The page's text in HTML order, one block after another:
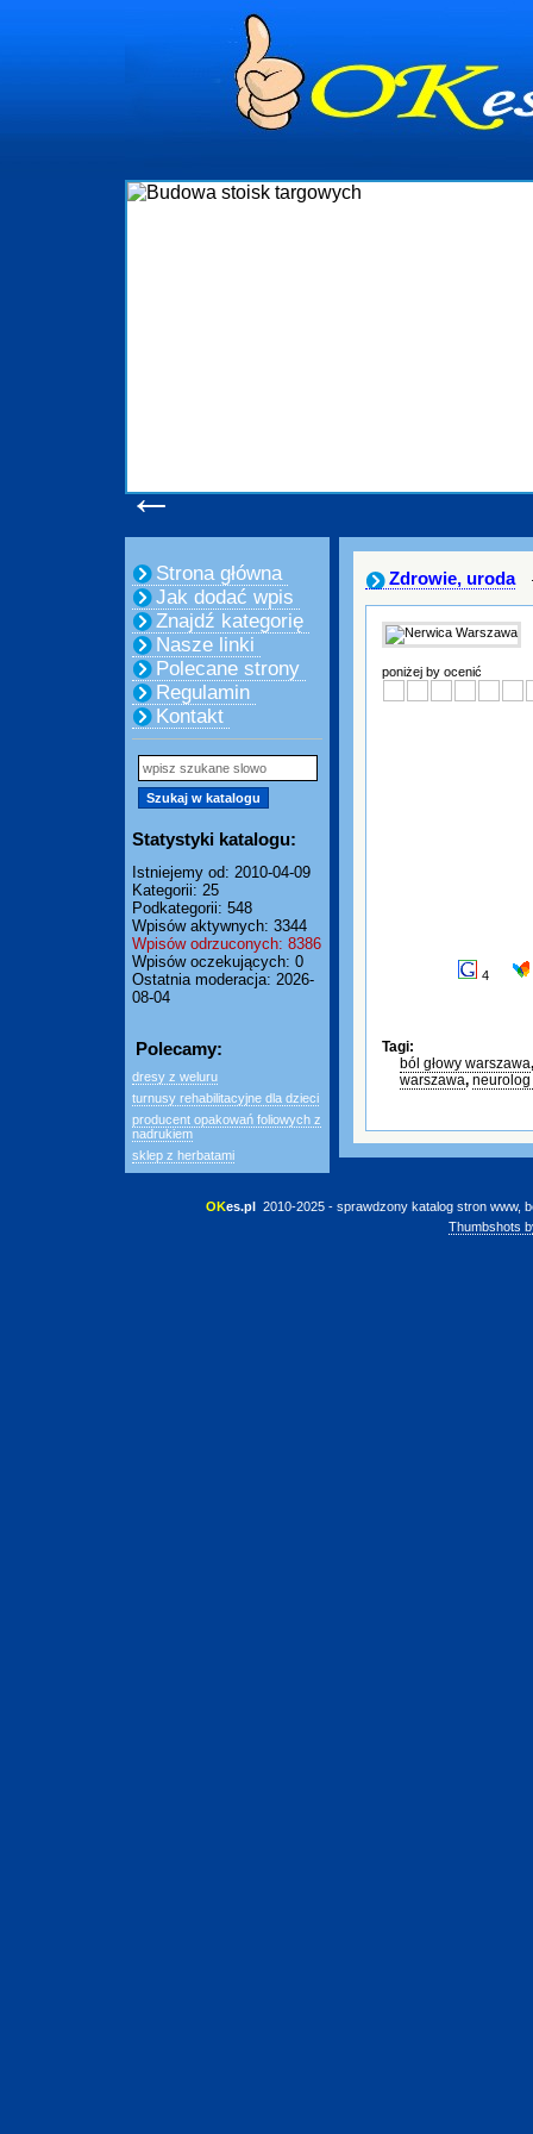
←
Strona główna
Jak dodać wpis
Znajdź kategorię
Nasze linki
Polecane strony
Regulamin
Kontakt
Statystyki katalogu:
Istniejemy od: 2010-04-09
Kategorii: 25
Podkategorii: 548
Wpisów aktywnych: 3344
Wpisów odrzuconych: 8386
Wpisów oczekujących: 0
Ostatnia moderacja: 2026-
08-04
Polecamy:
dresy z weluru
turnusy rehabilitacyjne dla dzieci
producent opakowań foliowych z
nadrukiem
sklep z herbatami
Zdrowie, uroda
poniżej by ocenić
4
Tagi:
ból głowy warszawa
warszawa,
OKes.pl 2010-2025 - sprawdzony katalog stron www,
Thumbshots